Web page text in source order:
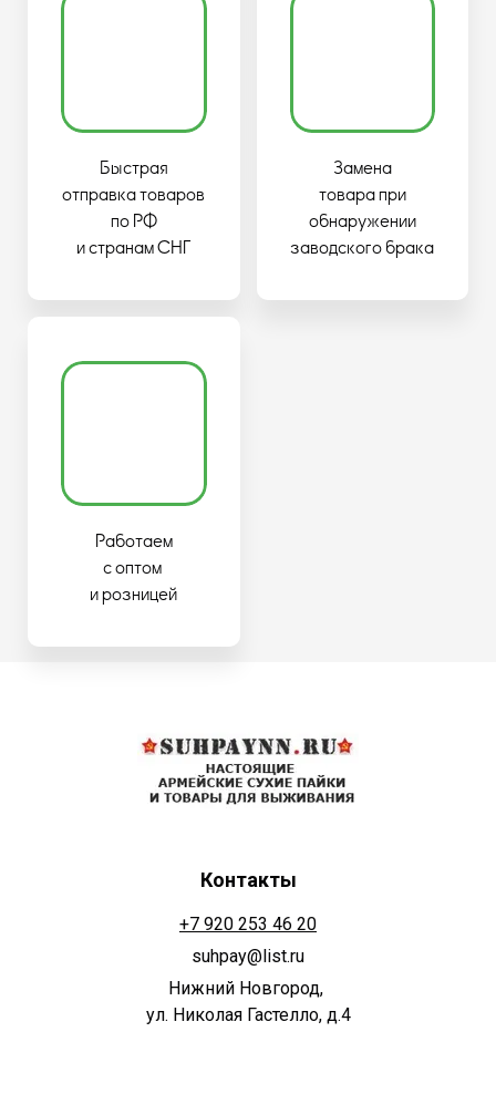
Быстрая
отправка товаров
по РФ
и странам СНГ
Замена
товара при
обнаружении
заводского брака
Работаем
с оптом
и розницей
Контакты
+7 920 253 46 20
suhpay@list.ru
Нижний Новгород,
ул. Николая Гастелло, д.4